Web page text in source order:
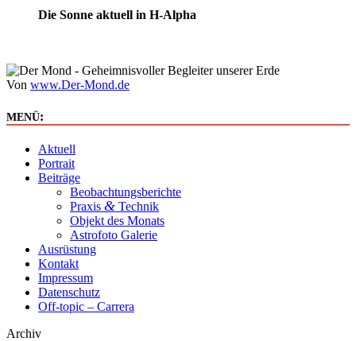
Die Sonne aktuell in H-Alpha
Von www.Der-Mond.de
MENÜ:
Aktuell
Portrait
Beiträge
Beobachtungsberichte
Praxis & Technik
Objekt des Monats
Astrofoto Galerie
Ausrüstung
Kontakt
Impressum
Datenschutz
Off-topic – Carrera
Archiv